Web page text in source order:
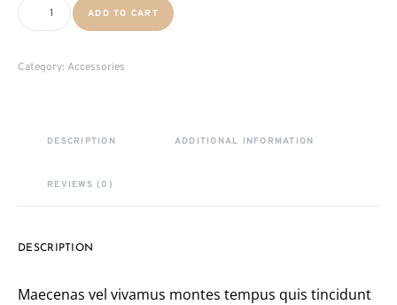
ADD TO CART
Category: Accessories
DESCRIPTION ADDITIONAL INFORMATION
REVIEWS (0)
DESCRIPTION
Maecenas vel vivamus montes tempus quis tincidunt